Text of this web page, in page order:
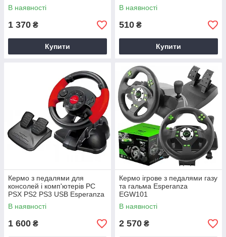
В наявності
1 370 ₴
Купити
В наявності
510 ₴
Купити
Кермо з педалями для
консолей і комп'ютерів PC
PSX PS2 PS3 USB Esperanza
В наявності
1 600 ₴
Кермо ігрове з педалями газу
та гальма Esperanza
EGW101
В наявності
2 570 ₴